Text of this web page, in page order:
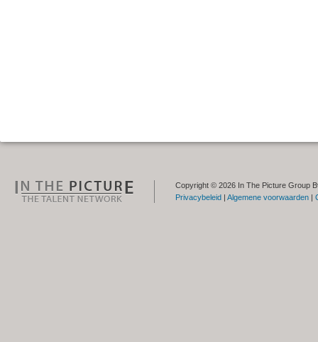
Copyright © 2026 In The Picture Group
Privacybeleid | Algemene voorwaarden |